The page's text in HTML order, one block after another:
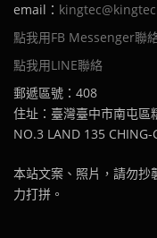
email：
點我用FB Messenger聯
點我用LINE聯絡
郵遞區號：408
住址：臺灣臺中市南屯區
NO.3 LAND 135 CHING-
本站文案、照片，請勿抄
力打拼。